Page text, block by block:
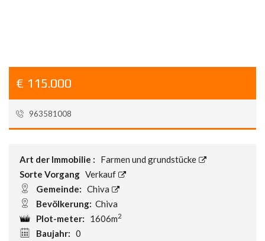
€ 115.000
963581008
Art der Immobilie :
Farmen und grundstücke
Sorte Vorgang Verkauf
Gemeinde: Chiva
Bevölkerung: Chiva
Plot-meter:
1606m2
Baujahr: 0